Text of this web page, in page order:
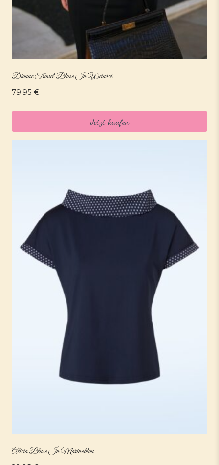
Dianne Travel Bluse In Weinrot
79,95 €
Jetzt kaufen
Alicia Bluse In Marineblau